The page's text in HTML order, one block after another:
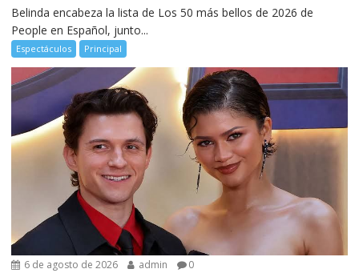
Belinda encabeza la lista de Los 50 más bellos de 2026 de
People en Español, junto...
Espectáculos Principal
6 de agosto de 2026 admin 0